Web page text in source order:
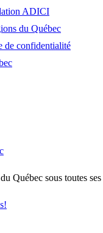
ADICI
du Québec
de confidentialité
Québec sous toutes ses